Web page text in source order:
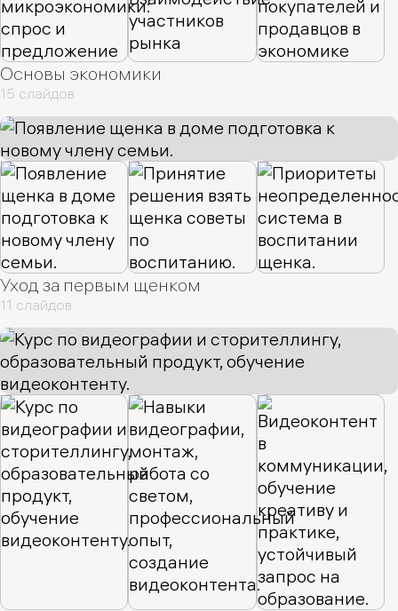
Основы экономики
15 слайдов
Уход за первым щенком
11 слайдов